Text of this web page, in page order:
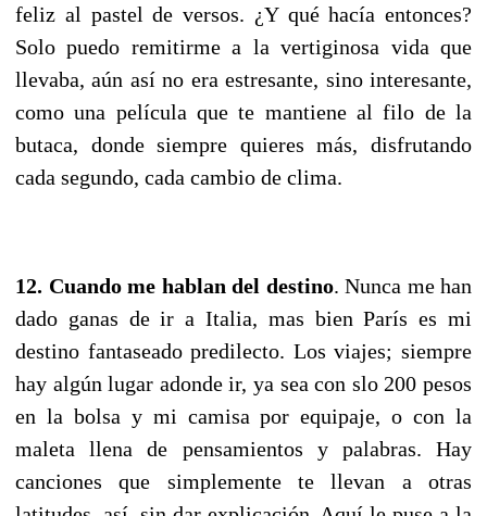
feliz al pastel de versos. ¿Y qué hacía entonces?
Solo puedo remitirme a la vertiginosa vida que
llevaba, aún así no era estresante, sino interesante,
como una película que te mantiene al filo de la
butaca, donde siempre quieres más, disfrutando
cada segundo, cada cambio de clima.
12. Cuando me hablan del destino. Nunca me han
dado ganas de ir a Italia, mas bien París es mi
destino fantaseado predilecto. Los viajes; siempre
hay algún lugar adonde ir, ya sea con slo 200 pesos
en la bolsa y mi camisa por equipaje, o con la
maleta llena de pensamientos y palabras. Hay
canciones que simplemente te llevan a otras